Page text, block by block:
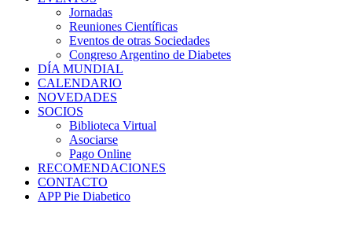
Jornadas
Reuniones Científicas
Eventos de otras Sociedades
Congreso Argentino de Diabetes
DÍA MUNDIAL
CALENDARIO
NOVEDADES
SOCIOS
Biblioteca Virtual
Asociarse
Pago Online
RECOMENDACIONES
CONTACTO
APP Pie Diabetico